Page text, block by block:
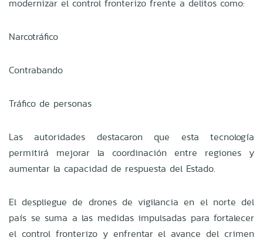
modernizar el control fronterizo frente a delitos como:
Narcotráfico
Contrabando
Tráfico de personas
Las autoridades destacaron que esta tecnología
permitirá mejorar la coordinación entre regiones y
aumentar la capacidad de respuesta del Estado.
El despliegue de drones de vigilancia en el norte del
país se suma a las medidas impulsadas para fortalecer
el control fronterizo y enfrentar el avance del crimen